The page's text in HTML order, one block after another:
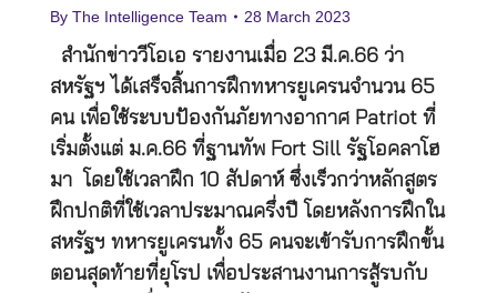
By The Intelligence Team 28 March 2023
สำนักข่าววีโอเอ รายงานเมื่อ 23 มี.ค.66 ว่า
สหรัฐฯ ได้เสร็จสิ้นการฝึกทหารยูเครนจำนวน 65
คน เพื่อใช้ระบบป้องกันภัยทางอากาศ Patriot ที่
เริ่มตั้งแต่ ม.ค.66 ที่ฐานทัพ Fort Sill รัฐโอคลาโฮ
มา โดยใช้เวลาฝึก 10 สัปดาห์ ซึ่งเร็วกว่าหลักสูตร
ฝึกปกติที่ใช้เวลาประมาณครึ่งปี โดยหลังการฝึกใน
สหรัฐฯ ทหารยูเครนทั้ง 65 คนจะเข้ารับการฝึกขั้น
ตอนสุดท้ายที่ยุโรป เพื่อประสานงานการสู้รบกับ